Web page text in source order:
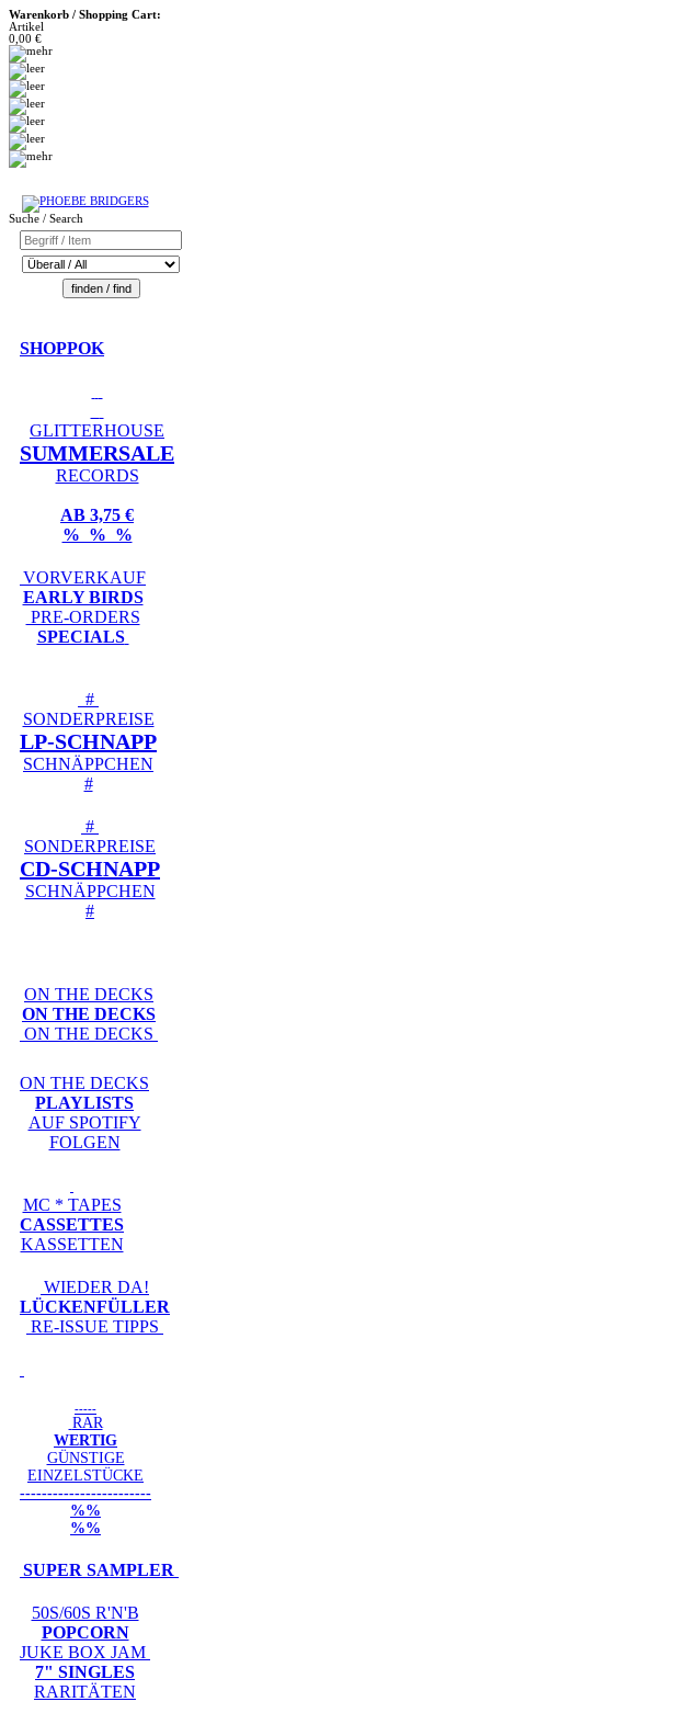
Warenkorb / Shopping Cart:
Artikel
0,00 €
Suche / Search
SHOPPOK
GLITTERHOUSE
SUMMERSALE
RECORDS
AB 3,75 €
% % %
VORVERKAUF
EARLY BIRDS
PRE-ORDERS
SPECIALS
#
SONDERPREISE
LP-SCHNAPP
SCHNÄPPCHEN
#
#
SONDERPREISE
CD-SCHNAPP
SCHNÄPPCHEN
#
ON THE DECKS
ON THE DECKS
ON THE DECKS
ON THE DECKS
PLAYLISTS
AUF SPOTIFY
FOLGEN
MC * TAPES
CASSETTES
KASSETTEN
WIEDER DA!
LÜCKENFÜLLER
RE-ISSUE TIPPS
-----
RAR
WERTIG
GÜNSTIGE
EINZELSTÜCKE
------------------------
%%
%%
SUPER SAMPLER
50S/60S R'N'B
POPCORN
JUKE BOX JAM
7" SINGLES
RARITÄTEN